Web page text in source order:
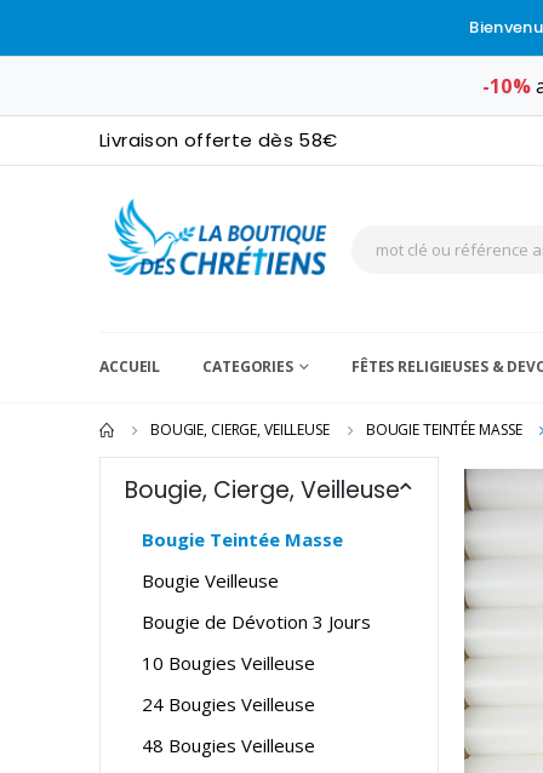
-10%
Livraison offerte dès 58€
ACCUEIL CATEGORIES FÊTES RELIGIEUSES &
BOUGIE, CIERGE, VEILLEUSE BOUGIE TEINTÉE MASSE
Bougie, Cierge, Veilleuse
Bougie Teintée Masse
Bougie Veilleuse
Bougie de Dévotion 3 Jours
10 Bougies Veilleuse
24 Bougies Veilleuse
48 Bougies Veilleuse